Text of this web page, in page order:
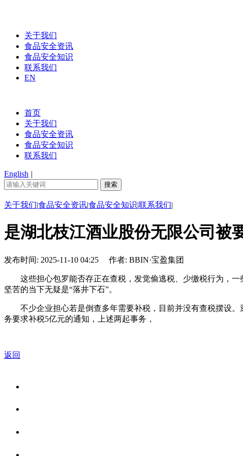
关于我们
食品安全资讯
食品安全知识
联系我们
EN
首页
关于我们
食品安全资讯
食品安全知识
联系我们
English |
关于我们|食品安全资讯|食品安全知识|联系我们|
是湖北枝江酒业股份无限公司被
发布时间: 2025-11-10 04:25 作者: BBIN·宝盈集团
这些担心包罗能否存正在查税，发觉偷逃税、少缴税行为，一
坚苦的当下无疑是“落井下石”。
不少企业担心若是倒查多年需要补税，目前并没有查税摆设。
务要求补税5亿元的通知，上述两起事务，
返回